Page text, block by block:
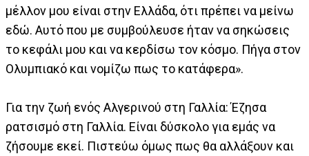
μέλλον μου είναι στην Ελλάδα, ότι πρέπει να μείνω
εδώ. Αυτό που με συμβούλευσε ήταν να σηκώσεις
το κεφάλι μου και να κερδίσω τον κόσμο. Πήγα στον
Ολυμπιακό και νομίζω πως το κατάφερα».
Για την ζωή ενός Αλγερινού στη Γαλλία: Έζησα
ρατσισμό στη Γαλλία. Είναι δύσκολο για εμάς να
ζήσουμε εκεί. Πιστεύω όμως πως θα αλλάξουν και